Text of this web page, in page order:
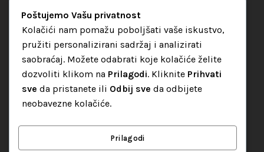
Politika privatnosti
KATEGORIJE
Audio oprema
LED dekorativna rasvjeta
Poštujemo Vašu privatnost
Kolačići nam pomažu poboljšati vaše iskustvo,
pružiti personalizirani sadržaj i analizirati
saobraćaj. Možete odabrati koje kolačiće želite
dozvoliti klikom na Prilagodi. Kliknite Prihvati
sve da pristanete ili Odbij sve da odbijete
neobavezne kolačiće.
Prilagodi